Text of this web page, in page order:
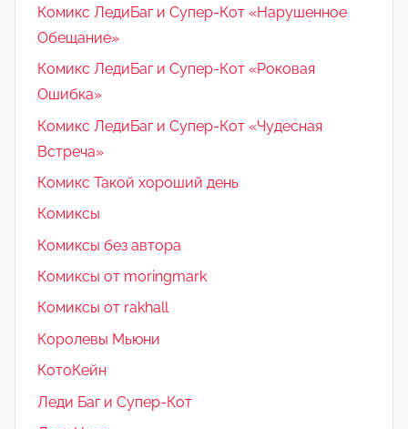
Комикс ЛедиБаг и Супер-Кот «Нарушенное
Обещание»
Комикс ЛедиБаг и Супер-Кот «Роковая
Ошибка»
Комикс ЛедиБаг и Супер-Кот «Чудесная
Встреча»
Комикс Такой хороший день
Комиксы
Комиксы без автора
Комиксы от moringmark
Комиксы от rakhall
Королевы Мьюни
КотоКейн
Леди Баг и Супер-Кот